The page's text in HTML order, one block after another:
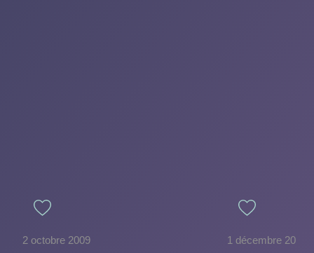
2 octobre 2009 1 décembre 2022